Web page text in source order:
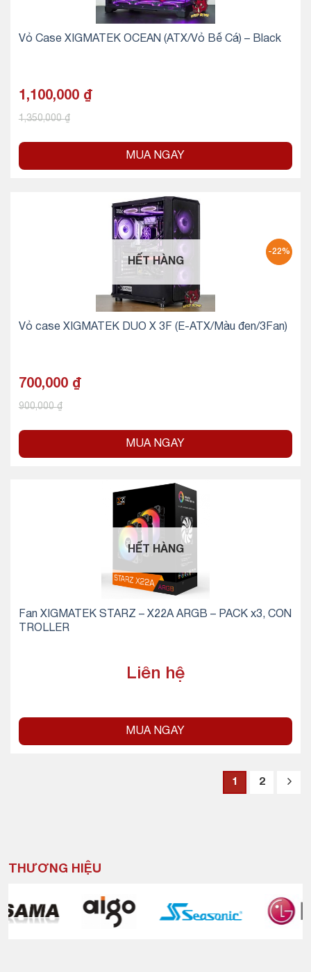
Vỏ Case XIGMATEK OCEAN (ATX/Vỏ Bể Cá) – Black
1,100,000 ₫
1,350,000₫
MUA NGAY
-22%
HẾT HÀNG
Vỏ case XIGMATEK DUO X 3F (E-ATX/Màu đen/3Fan)
700,000 ₫
900,000₫
MUA NGAY
HẾT HÀNG
Fan XIGMATEK STARZ – X22A ARGB – PACK x3, CON
TROLLER
Liên hệ
MUA NGAY
1 2
THƯƠNG HIỆU